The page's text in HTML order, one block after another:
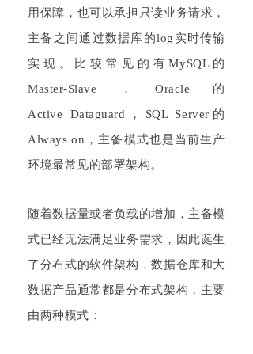
用保障，也可以承担只读业务请求，
主备之间通过数据库的log 实时传输
实现。比较常见的有MySQL的
Master-Slave ，Oracle 的
Active Dataguard ， SQL Server的
Always on ，主备模式也是当前生产
环境最常见的部署架构。
随着数据量或者负载的增加，主备模
式已经无法满足业务需求，因此诞生
了分布式的软件架构，数据仓库和大
数据产品通常都是分布式架构，主要
由两种模式：